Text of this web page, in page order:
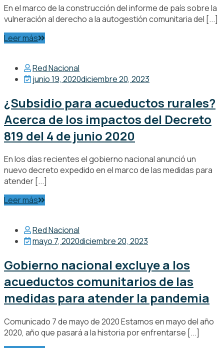
En el marco de la construcción del informe de país sobre la
vulneración al derecho a la autogestión comunitaria del [...]
Leer más
Red Nacional
junio 19, 2020diciembre 20, 2023
¿Subsidio para acueductos rurales?
Acerca de los impactos del Decreto
819 del 4 de junio 2020
En los días recientes el gobierno nacional anunció un
nuevo decreto expedido en el marco de las medidas para
atender [...]
Leer más
Red Nacional
mayo 7, 2020diciembre 20, 2023
Gobierno nacional excluye a los
acueductos comunitarios de las
medidas para atender la pandemia
Comunicado 7 de mayo de 2020 Estamos en mayo del año
2020, año que pasará a la historia por enfrentarse [...]